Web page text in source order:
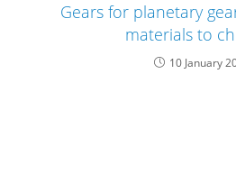
Gears for planetary
materials to
10 January